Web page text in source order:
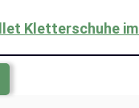
Kletterschuhe